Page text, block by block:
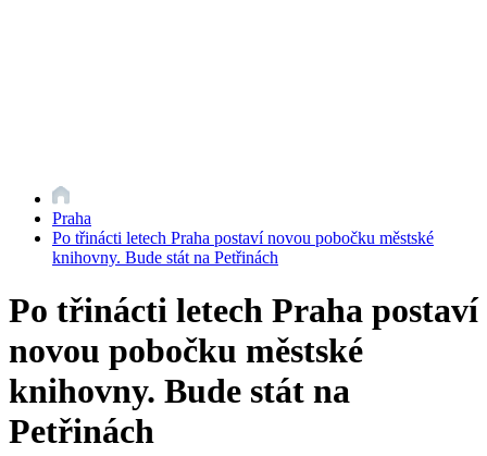
Praha
Po třinácti letech Praha postaví novou pobočku městské
knihovny. Bude stát na Petřinách
Po třinácti letech Praha postaví
novou pobočku městské
knihovny. Bude stát na
Petřinách